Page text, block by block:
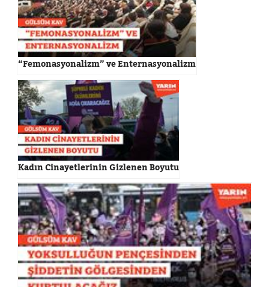
“Femonasyonalizm” ve Enternasyonalizm
Kadın Cinayetlerinin Gizlenen Boyutu